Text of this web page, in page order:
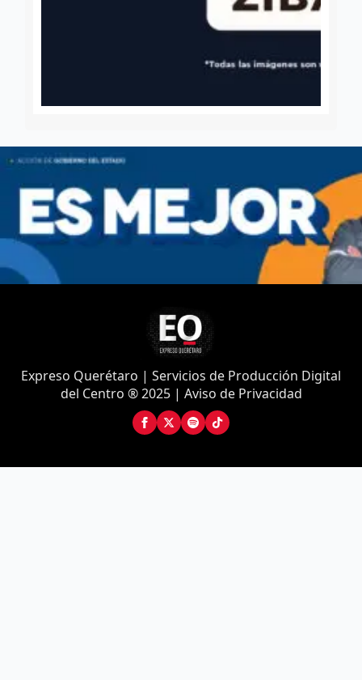
Expreso Querétaro | Servicios de Producción Digital
del Centro ® 2025 | Aviso de Privacidad